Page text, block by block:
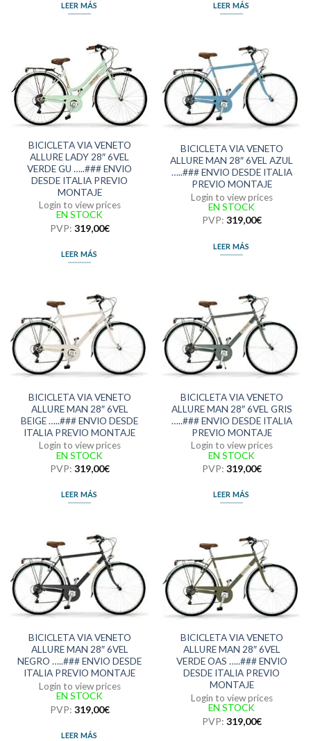
LEER MÁS LEER MÁS
BICICLETA VIA VENETO
ALLURE LADY 28″ 6VEL
VERDE GU …..### ENVIO
DESDE ITALIA PREVIO
MONTAJE
Login to view prices
EN STOCK
PVP: 319,00€
LEER MÁS
BICICLETA VIA VENETO
ALLURE MAN 28″ 6VEL AZUL
…..### ENVIO DESDE ITALIA
PREVIO MONTAJE
Login to view prices
EN STOCK
PVP: 319,00€
LEER MÁS
BICICLETA VIA VENETO
ALLURE MAN 28″ 6VEL
BEIGE …..### ENVIO DESDE
ITALIA PREVIO MONTAJE
Login to view prices
EN STOCK
PVP: 319,00€
LEER MÁS
BICICLETA VIA VENETO
ALLURE MAN 28″ 6VEL GRIS
…..### ENVIO DESDE ITALIA
PREVIO MONTAJE
Login to view prices
EN STOCK
PVP: 319,00€
LEER MÁS
BICICLETA VIA VENETO
ALLURE MAN 28″ 6VEL
NEGRO …..### ENVIO DESDE
ITALIA PREVIO MONTAJE
Login to view prices
EN STOCK
PVP: 319,00€
LEER MÁS
BICICLETA VIA VENETO
ALLURE MAN 28″ 6VEL
VERDE OAS …..### ENVIO
DESDE ITALIA PREVIO
MONTAJE
Login to view prices
EN STOCK
PVP: 319,00€